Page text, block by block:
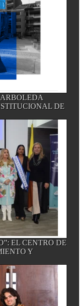
DE
EL CENTRO DE
Y